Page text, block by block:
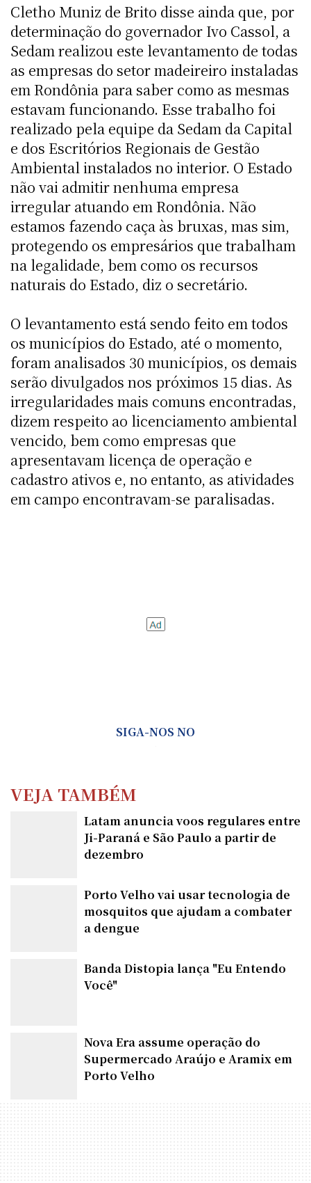
Cletho Muniz de Brito disse ainda que, por
determinação do governador Ivo Cassol, a
Sedam realizou este levantamento de todas
as empresas do setor madeireiro instaladas
em Rondônia para saber como as mesmas
estavam funcionando. Esse trabalho foi
realizado pela equipe da Sedam da Capital
e dos Escritórios Regionais de Gestão
Ambiental instalados no interior. O Estado
não vai admitir nenhuma empresa
irregular atuando em Rondônia. Não
estamos fazendo caça às bruxas, mas sim,
protegendo os empresários que trabalham
na legalidade, bem como os recursos
naturais do Estado, diz o secretário.
O levantamento está sendo feito em todos
os municípios do Estado, até o momento,
foram analisados 30 municípios, os demais
serão divulgados nos próximos 15 dias. As
irregularidades mais comuns encontradas,
dizem respeito ao licenciamento ambiental
vencido, bem como empresas que
apresentavam licença de operação e
cadastro ativos e, no entanto, as atividades
em campo encontravam-se paralisadas.
SIGA-NOS NO
VEJA TAMBÉM
Latam anuncia voos regulares entre
Ji-Paraná e São Paulo a partir de
dezembro
Porto Velho vai usar tecnologia de
mosquitos que ajudam a combater
a dengue
Banda Distopia lança "Eu Entendo
Você"
Nova Era assume operação do
Supermercado Araújo e Aramix em
Porto Velho